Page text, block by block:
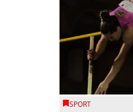
SPORT